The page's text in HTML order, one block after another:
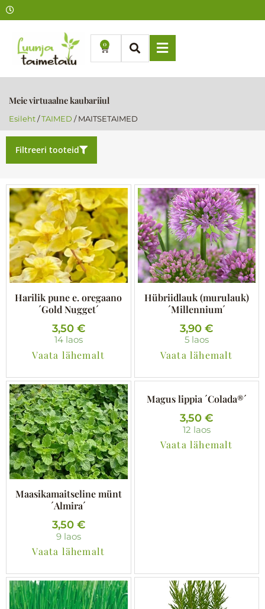
Skip
to
content
0
Cart
Meie virtuaalne kaubariiul
Esileht/TAIMED / MAITSETAIMED
Filtreeri tooteid
Harilik pune e. oregaano
´Gold Nugget´
3,50 €
14 laos
Vaata lähemalt
Hübriidlauk (murulauk)
´Millennium´
3,90€
5 laos
Vaata lähemalt
Maasikamaitseline münt
´Almira´
3,50 €
9 laos
Vaata lähemalt
Magus lippia ´Colada®´
3,50€
12 laos
Vaata lähemalt